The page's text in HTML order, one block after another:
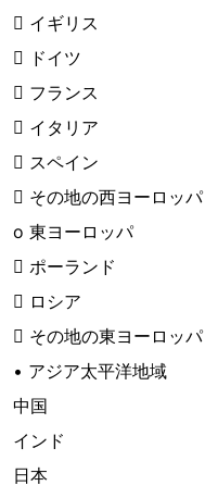
 イギリス
 ドイツ
 フランス
 イタリア
 スペイン
 その地の西ヨーロッパ
o 東ヨーロッパ
 ポーランド
 ロシア
 その地の東ヨーロッパ
• アジア太平洋地域
中国
インド
日本